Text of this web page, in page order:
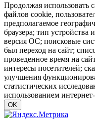
Продолжая использовать
файлов cookie,
предполагаемое
браузера; тип устройства
версия ОС; поисковые
был переход на сайт;
проведенное время на
интересы посетителей;
улучшения
статистических
использованием
OK